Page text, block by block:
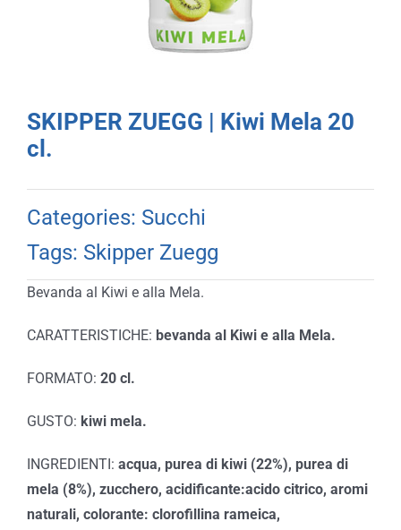
SKIPPER ZUEGG | Kiwi Mela 20
cl.
Categories: Succhi
Tags: Skipper Zuegg
Bevanda al Kiwi e alla Mela.
CARATTERISTICHE: bevanda al Kiwi e alla Mela.
FORMATO: 20 cl.
GUSTO: kiwi mela.
INGREDIENTI: acqua, purea di kiwi (22%), purea di
mela (8%), zucchero, acidificante:acido citrico, aromi
naturali, colorante: clorofillina rameica,